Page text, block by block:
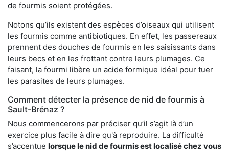
de fourmis soient protégées.
Notons qu’ils existent des espèces d’oiseaux qui utilisent
les fourmis comme antibiotiques. En effet, les passereaux
prennent des douches de fourmis en les saisissants dans
leurs becs et en les frottant contre leurs plumages. Ce
faisant, la fourmi libère un acide formique idéal pour tuer
les parasites de leurs plumages.
Comment détecter la présence de nid de fourmis à
Sault-Brénaz ?
Nous commencerons par préciser qu’il s’agit là d’un
exercice plus facile à dire qu'à reproduire. La difficulté
s’accentue lorsque le nid de fourmis est localisé chez vous